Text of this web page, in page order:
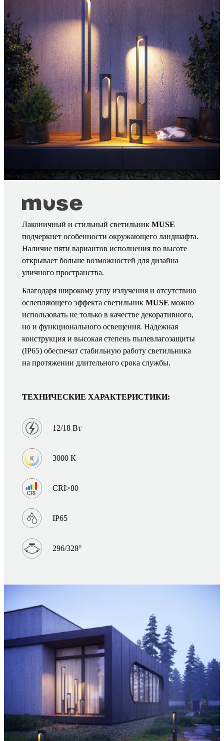
Лаконичный и стильный светильник MUSE
подчеркнет особенности окружающего ландшафта.
Наличие пяти вариантов исполнения по высоте
открывает больше возможностей для дизайна
уличного пространства.
Благодаря широкому углу излучения и отсутствию
ослепляющего эффекта светильник MUSE можно
использовать не только в качестве декоративного,
но и функционального освещения. Надежная
конструкция и высокая степень пылевлагозащиты
(IP65) обеспечат стабильную работу светильника
на протяжении длительного срока службы.
ТЕХНИЧЕСКИЕ ХАРАКТЕРИСТИКИ:
12/18 Вт
3000 К
CRI>80
IP65
296/328°